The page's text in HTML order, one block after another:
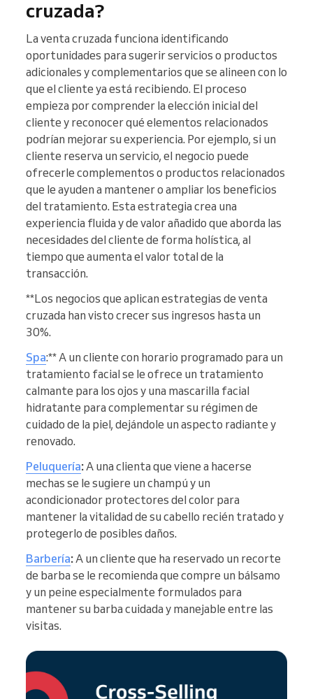
cruzada?
La venta cruzada funciona identificando
oportunidades para sugerir servicios o productos
adicionales y complementarios que se alineen con lo
que el cliente ya está recibiendo. El proceso
empieza por comprender la elección inicial del
cliente y reconocer qué elementos relacionados
podrían mejorar su experiencia. Por ejemplo, si un
cliente reserva un servicio, el negocio puede
ofrecerle complementos o productos relacionados
que le ayuden a mantener o ampliar los beneficios
del tratamiento. Esta estrategia crea una
experiencia fluida y de valor añadido que aborda las
necesidades del cliente de forma holística, al
tiempo que aumenta el valor total de la
transacción.
**Los negocios que aplican estrategias de venta
cruzada han visto crecer sus ingresos hasta un
30%.
Spa:** A un cliente con horario programado para un
tratamiento facial se le ofrece un tratamiento
calmante para los ojos y una mascarilla facial
hidratante para complementar su régimen de
cuidado de la piel, dejándole un aspecto radiante y
renovado.
Peluquería: A una clienta que viene a hacerse
mechas se le sugiere un champú y un
acondicionador protectores del color para
mantener la vitalidad de su cabello recién tratado y
protegerlo de posibles daños.
Barbería: A un cliente que ha reservado un recorte
de barba se le recomienda que compre un bálsamo
y un peine especialmente formulados para
mantener su barba cuidada y manejable entre las
visitas.